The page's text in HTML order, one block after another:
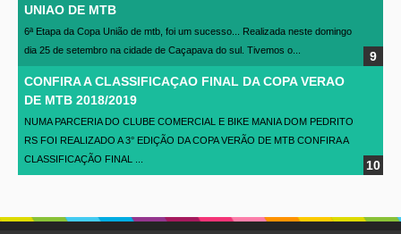
UNIAO DE MTB
6ª Etapa da Copa União de mtb, foi um sucesso... Realizada neste domingo
dia 25 de setembro na cidade de Caçapava do sul. Tivemos o...
CONFIRA A CLASSIFICAÇAO FINAL DA COPA VERAO
DE MTB 2018/2019
NUMA PARCERIA DO CLUBE COMERCIAL E BIKE MANIA DOM PEDRITO
RS FOI REALIZADO A 3° EDIÇÃO DA COPA VERÃO DE MTB CONFIRA A
CLASSIFICAÇÃO FINAL ...